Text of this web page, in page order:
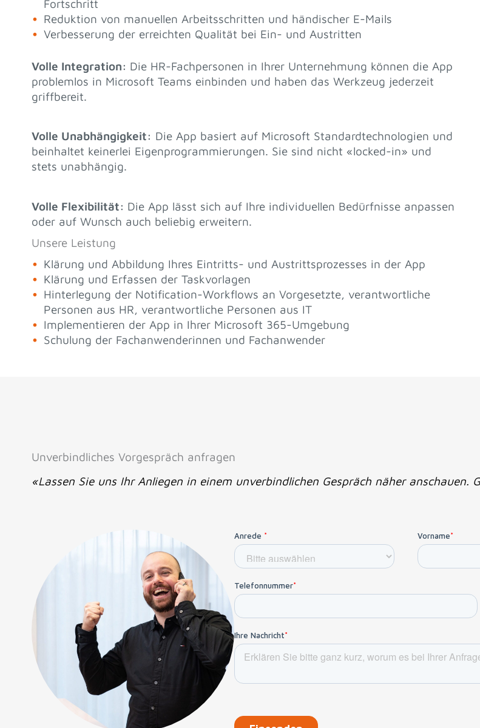
Fortschritt
Reduktion von manuellen Arbeitsschritten und händischer E-Mails
Verbesserung der erreichten Qualität bei Ein- und Austritten
Volle Integration: Die HR-Fachpersonen in Ihrer Unternehmung können die App
problemlos in Microsoft Teams einbinden und haben das Werkzeug jederzeit
griffbereit.
Volle Unabhängigkeit: Die App basiert auf Microsoft Standardtechnologien und
beinhaltet keinerlei Eigenprogrammierungen. Sie sind nicht «locked-in» und
stets unabhängig.
Volle Flexibilität: Die App lässt sich auf Ihre individuellen Bedürfnisse anpassen
oder auf Wunsch auch beliebig erweitern.
Unsere Leistung
Klärung und Abbildung Ihres Eintritts- und Austrittsprozesses in der App
Klärung und Erfassen der Taskvorlagen
Hinterlegung der Notification-Workflows an Vorgesetzte, verantwortliche
Personen aus HR, verantwortliche Personen aus IT
Implementieren der App in Ihrer Microsoft 365-Umgebung
Schulung der Fachanwenderinnen und Fachanwender
Unverbindliches Vorgespräch anfragen
«Lassen Sie uns Ihr Anliegen in einem unverbindlichen Gespräch näher